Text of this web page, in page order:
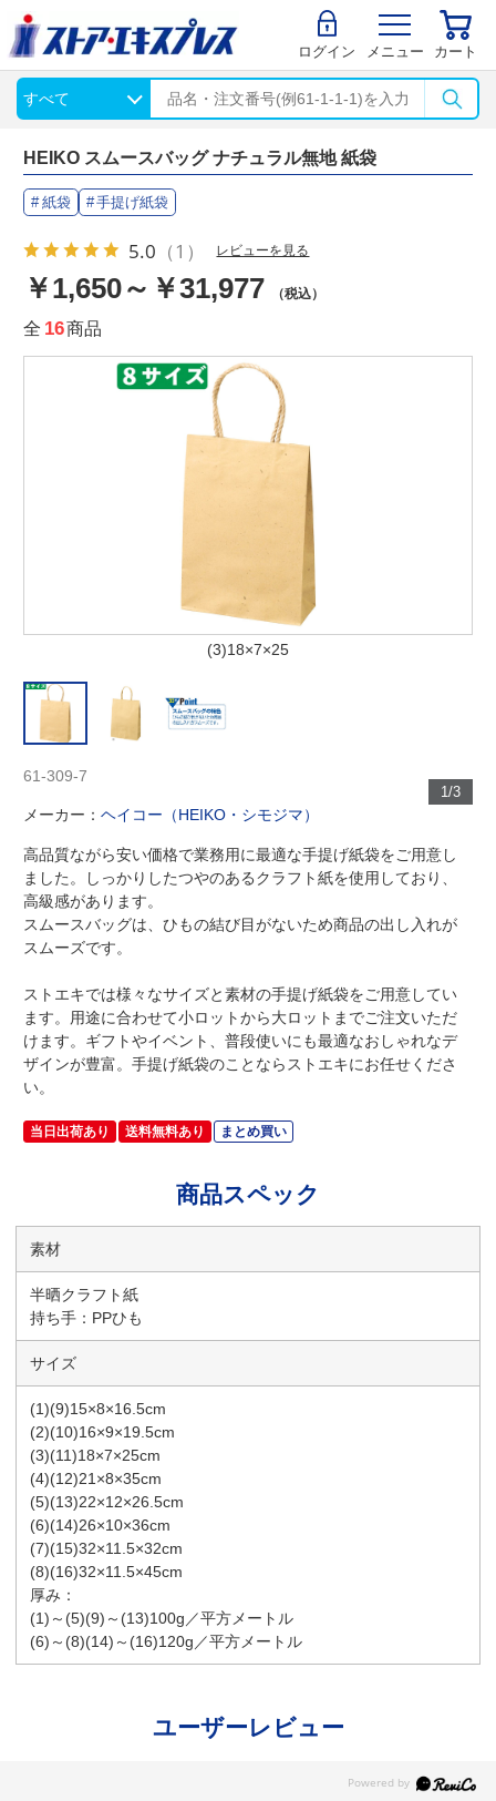
ログイン メニュー カート
HEIKO スムースバッグ ナチュラル無地 紙袋
紙袋 手提げ紙袋
5.0 （1） レビューを見る
￥1,650～￥31,977 （税込）
全 16商品
(3)18×7×25
1/3
61-309-7
メーカー：ヘイコー（HEIKO・シモジマ）
高品質ながら安い価格で業務用に最適な手提げ紙袋をご用意し
ました。しっかりしたつやのあるクラフト紙を使用しており、
高級感があります。
スムースバッグは、ひもの結び目がないため商品の出し入れが
スムーズです。
ストエキでは様々なサイズと素材の手提げ紙袋をご用意してい
ます。用途に合わせて小ロットから大ロットまでご注文いただ
けます。ギフトやイベント、普段使いにも最適なおしゃれなデ
ザインが豊富。手提げ紙袋のことならストエキにお任せくださ
い。
当日出荷あり 送料無料あり まとめ買い
商品スペック
素材
半晒クラフト紙
持ち手：PPひも
サイズ
(1)(9)15×8×16.5cm
(2)(10)16×9×19.5cm
(3)(11)18×7×25cm
(4)(12)21×8×35cm
(5)(13)22×12×26.5cm
(6)(14)26×10×36cm
(7)(15)32×11.5×32cm
(8)(16)32×11.5×45cm
厚み：
(1)～(5)(9)～(13)100g／平方メートル
(6)～(8)(14)～(16)120g／平方メートル
ユーザーレビュー